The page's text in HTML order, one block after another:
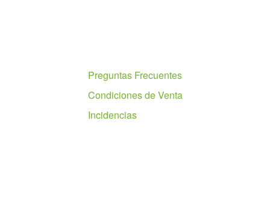
Preguntas Frecuentes
Condiciones de Venta
Incidencias